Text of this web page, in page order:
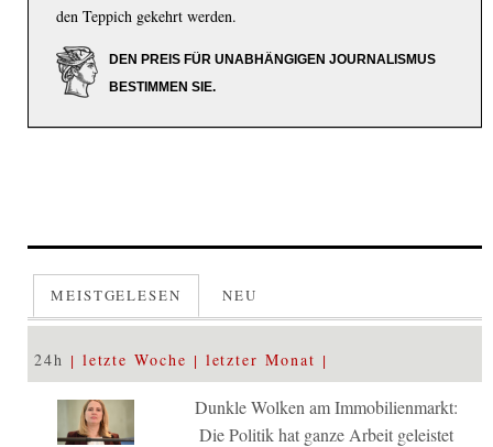
den Teppich gekehrt werden.
DEN PREIS FÜR UNABHÄNGIGEN JOURNALISMUS
BESTIMMEN SIE.
MEISTGELESEN NEU
24h letzte Woche letzter Monat
Dunkle Wolken am Immobilienmarkt:
Die Politik hat ganze Arbeit geleistet